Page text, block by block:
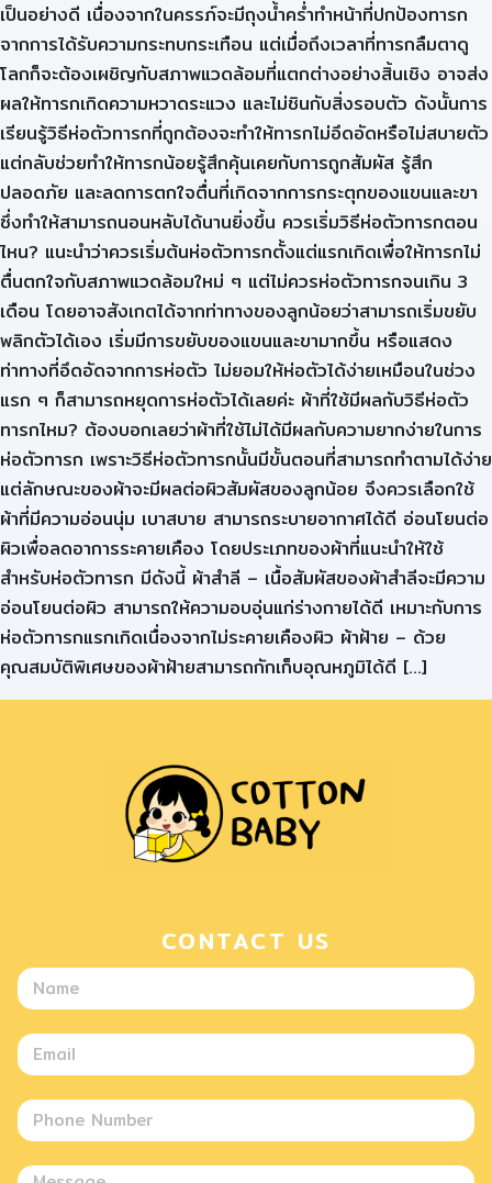
เป็นอย่างดี เนื่องจากในครรภ์จะมีถุงน้ำคร่ำทำหน้าที่ปกป้องทารก
จากการได้รับความกระทบกระเทือน แต่เมื่อถึงเวลาที่ทารกลืมตาดู
โลกก็จะต้องเผชิญกับสภาพแวดล้อมที่แตกต่างอย่างสิ้นเชิง อาจส่ง
ผลให้ทารกเกิดความหวาดระแวง และไม่ชินกับสิ่งรอบตัว ดังนั้นการ
เรียนรู้วิธีห่อตัวทารกที่ถูกต้องจะทำให้ทารกไม่อึดอัดหรือไม่สบายตัว
แต่กลับช่วยทำให้ทารกน้อยรู้สึกคุ้นเคยกับการถูกสัมผัส รู้สึก
ปลอดภัย และลดการตกใจตื่นที่เกิดจากการกระตุกของแขนและขา
ซึ่งทำให้สามารถนอนหลับได้นานยิ่งขึ้น ควรเริ่มวิธีห่อตัวทารกตอน
ไหน? แนะนำว่าควรเริ่มต้นห่อตัวทารกตั้งแต่แรกเกิดเพื่อให้ทารกไม่
ตื่นตกใจกับสภาพแวดล้อมใหม่ ๆ แต่ไม่ควรห่อตัวทารกจนเกิน 3
เดือน โดยอาจสังเกตได้จากท่าทางของลูกน้อยว่าสามารถเริ่มขยับ
พลิกตัวได้เอง เริ่มมีการขยับของแขนและขามากขึ้น หรือแสดง
ท่าทางที่อึดอัดจากการห่อตัว ไม่ยอมให้ห่อตัวได้ง่ายเหมือนในช่วง
แรก ๆ ก็สามารถหยุดการห่อตัวได้เลยค่ะ ผ้าที่ใช้มีผลกับวิธีห่อตัว
ทารกไหม? ต้องบอกเลยว่าผ้าที่ใช้ไม่ได้มีผลกับความยากง่ายในการ
ห่อตัวทารก เพราะวิธีห่อตัวทารกนั้นมีขั้นตอนที่สามารถทำตามได้ง่าย
แต่ลักษณะของผ้าจะมีผลต่อผิวสัมผัสของลูกน้อย จึงควรเลือกใช้
ผ้าที่มีความอ่อนนุ่ม เบาสบาย สามารถระบายอากาศได้ดี อ่อนโยนต่อ
ผิวเพื่อลดอาการระคายเคือง โดยประเภทของผ้าที่แนะนำให้ใช้
สำหรับห่อตัวทารก มีดังนี้ ผ้าสำลี – เนื้อสัมผัสของผ้าสำลีจะมีความ
อ่อนโยนต่อผิว สามารถให้ความอบอุ่นแก่ร่างกายได้ดี เหมาะกับการ
ห่อตัวทารกแรกเกิดเนื่องจากไม่ระคายเคืองผิว ผ้าฝ้าย – ด้วย
คุณสมบัติพิเศษของผ้าฝ้ายสามารถกักเก็บอุณหภูมิได้ดี […]
CONTACT US